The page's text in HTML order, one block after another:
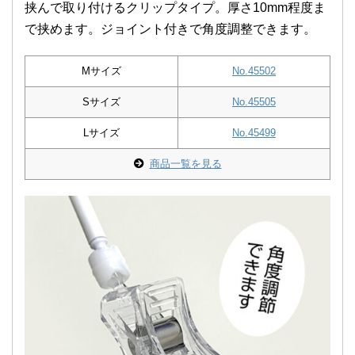
挟んで取り付けるクリップタイプ。厚さ10mm程度ま
で挟めます。ジョイント付きで角度調整できます。
Mサイズ No.45502
Sサイズ No.45505
Lサイズ No.45499
商品一覧を見る